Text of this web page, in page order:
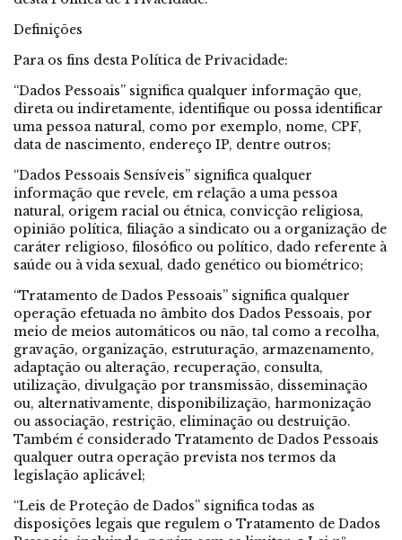
Definições
Para os fins desta Política de Privacidade:
“Dados Pessoais” significa qualquer informação que,
direta ou indiretamente, identifique ou possa identificar
uma pessoa natural, como por exemplo, nome, CPF,
data de nascimento, endereço IP, dentre outros;
“Dados Pessoais Sensíveis” significa qualquer
informação que revele, em relação a uma pessoa
natural, origem racial ou étnica, convicção religiosa,
opinião política, filiação a sindicato ou a organização de
caráter religioso, filosófico ou político, dado referente à
saúde ou à vida sexual, dado genético ou biométrico;
“Tratamento de Dados Pessoais” significa qualquer
operação efetuada no âmbito dos Dados Pessoais, por
meio de meios automáticos ou não, tal como a recolha,
gravação, organização, estruturação, armazenamento,
adaptação ou alteração, recuperação, consulta,
utilização, divulgação por transmissão, disseminação
ou, alternativamente, disponibilização, harmonização
ou associação, restrição, eliminação ou destruição.
Também é considerado Tratamento de Dados Pessoais
qualquer outra operação prevista nos termos da
legislação aplicável;
“Leis de Proteção de Dados” significa todas as
disposições legais que regulem o Tratamento de Dados